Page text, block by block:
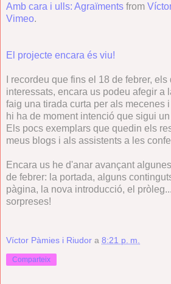
Amb cara i ulls: Agraïments from
Vimeo.
El projecte encara és viu!
I recordeu que fins el 18 de febrer,
interessats, encara us podeu afegir a
faig una tirada curta per als mecenes
hi ha de moment intenció que sigui
Els pocs exemplars que quedin els
meus blogs i als assistents a les
Encara us he d'anar avançant
de febrer: la portada, alguns
pàgina, la nova introducció, el
sorpreses!
Víctor Pàmies i Riudor a 8:21 p. m.
Comparteix